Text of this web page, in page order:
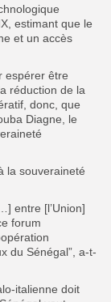
estimant que le
et un accès
espérer être
réduction de la
donc, que
Diagne, le
la souveraineté
entre [l’Union]
forum
du Sénégal”, a-t-
italienne doit